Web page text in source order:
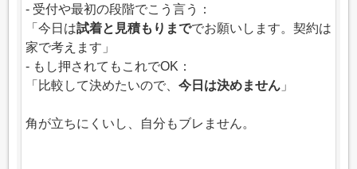
- 受付や最初の段階でこう言う：
「今日は試着と見積もりまででお願いします。契約は
家で考えます」
- もし押されてもこれでOK：
「比較して決めたいので、 今日は決めません 」
角が立ちにくいし、自分もブレません。